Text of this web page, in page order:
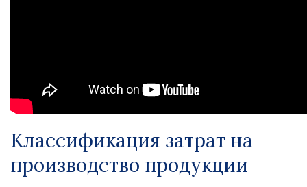
Классификация затрат на
производство продукции